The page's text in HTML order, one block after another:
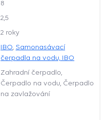
8
2,5
2 roky
IBO Samonasávací
čerpadla na vodu, IBO
Zahradní čerpadlo,
Čerpadlo na vodu, Čerpadlo
na zavlažování